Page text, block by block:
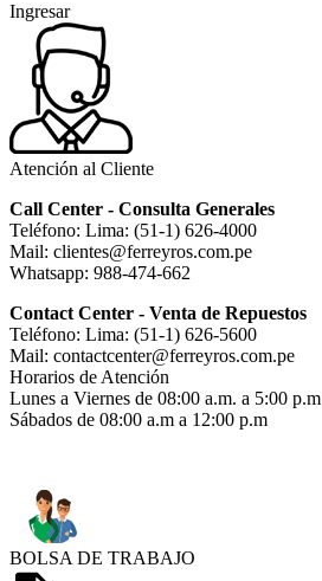
Ingresar
Atención al Cliente
Call Center - Consulta Generales
Teléfono: Lima: (51-1) 626-4000
Mail: clientes@ferreyros.com.pe
Whatsapp: 988-474-662
Contact Center - Venta de Repuestos
Teléfono: Lima: (51-1) 626-5600
Mail: contactcenter@ferreyros.com.pe
Horarios de Atención
Lunes a Viernes de 08:00 a.m. a 5:00 p.m
Sábados de 08:00 a.m a 12:00 p.m
BOLSA DE TRABAJO